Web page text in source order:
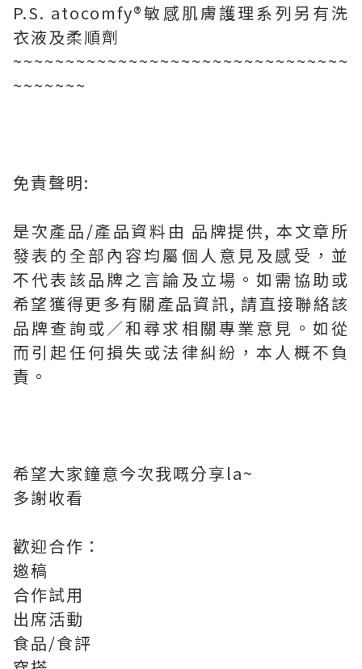
P.S. atocomfy®️敏感肌膚護理系列另有洗
衣液及柔順劑
~~~~~~~~~~~~~~~~~~~~~~~~~~~~~~~~
~~~~~~~
免責聲明:
是次產品/產品資料由 品牌提供, 本文章所
發表的全部內容均屬個人意見及感受，並
不代表該品牌之言論及立場。如需協助或
希望獲得更多有關產品資訊, 請直接聯絡該
品牌查詢或∕和尋求相關專業意見。如從
而引起任何損失或法律糾紛，本人概不負
責。
希望大家鐘意今次我嘅分享la~
多謝收看
歡迎合作：
邀稿
合作試用
出席活動
食品/食評